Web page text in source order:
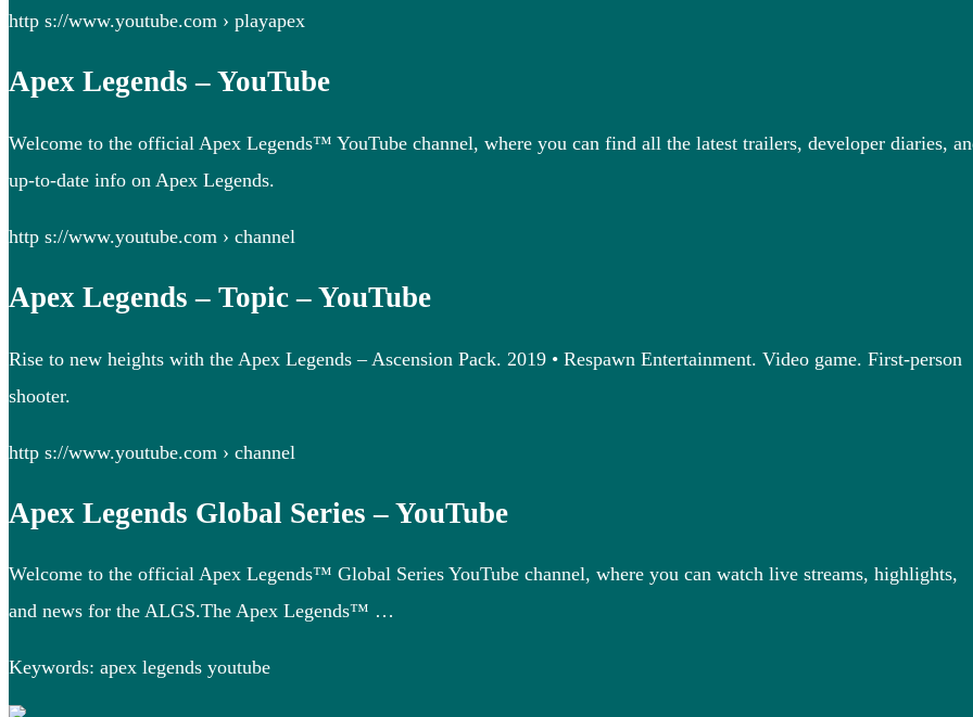
http s://www.youtube.com › playapex
Apex Legends – YouTube
Welcome to the official Apex Legends™ YouTube channel, where you can find all the latest trailers, developer diaries,
up-to-date info on Apex Legends.
http s://www.youtube.com › channel
Apex Legends – Topic – YouTube
Rise to new heights with the Apex Legends – Ascension Pack. 2019 • Respawn Entertainment. Video game. First-person
shooter.
http s://www.youtube.com › channel
Apex Legends Global Series – YouTube
Welcome to the official Apex Legends™ Global Series YouTube channel, where you can watch live streams, highlights,
and news for the ALGS.The Apex Legends™ …
Keywords: apex legends youtube